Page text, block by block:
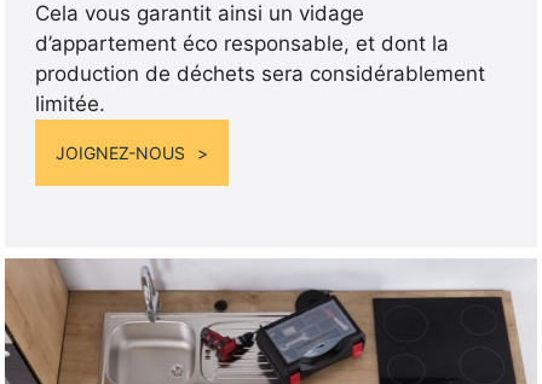
Cela vous garantit ainsi un vidage
d’appartement éco responsable, et dont la
production de déchets sera considérablement
limitée.
JOIGNEZ-NOUS